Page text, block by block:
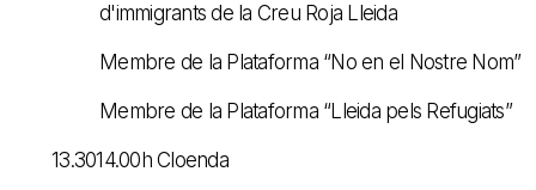
d'immigrants de la Creu Roja Lleida
Membre de la Plataforma “No en el Nostre Nom”
Membre de la Plataforma “Lleida pels Refugiats”
13.3014.00h Cloenda